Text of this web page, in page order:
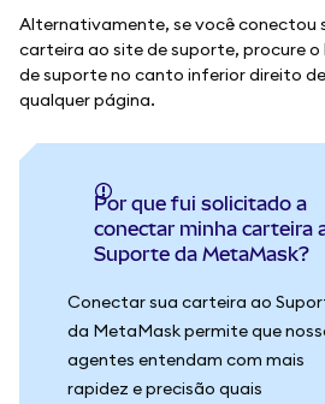
Alternativamente, se você conectou
carteira ao site de suporte, procure
de suporte no canto inferior direito de
qualquer página.
Por que fui solicitado a
conectar minha carteira
Suporte da MetaMask?
Conectar sua carteira ao
da MetaMask permite que
agentes entendam com mais
rapidez e precisão quais